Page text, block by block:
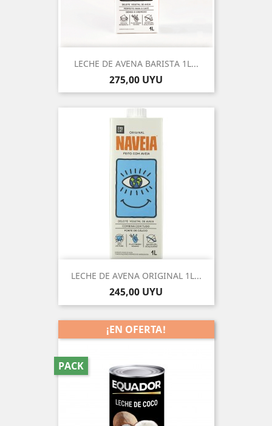
LECHE DE AVENA BARISTA 1L...
Precio
275,00 UYU
LECHE DE AVENA ORIGINAL 1L...
Precio
245,00 UYU
¡EN OFERTA!
PACK